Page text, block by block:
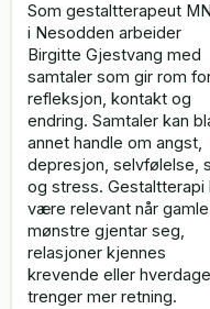
Som gestaltterapeut
i Nesodden arbeider
Birgitte Gjestvang med
samtaler som gir rom
refleksjon, kontakt og
endring. Samtaler kan
annet handle om angst,
depresjon, selvfølelse,
og stress. Gestaltterapi
være relevant når gamle
mønstre gjentar seg,
relasjoner kjennes
krevende eller
trenger mer retning.